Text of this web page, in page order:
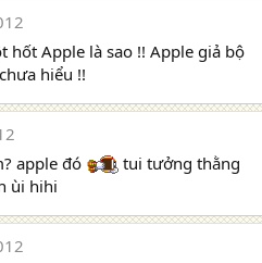
hốt Apple là sao !! Apple giả bộ
hiểu !!
apple đó
tui tưởng thằng
ùi hihi